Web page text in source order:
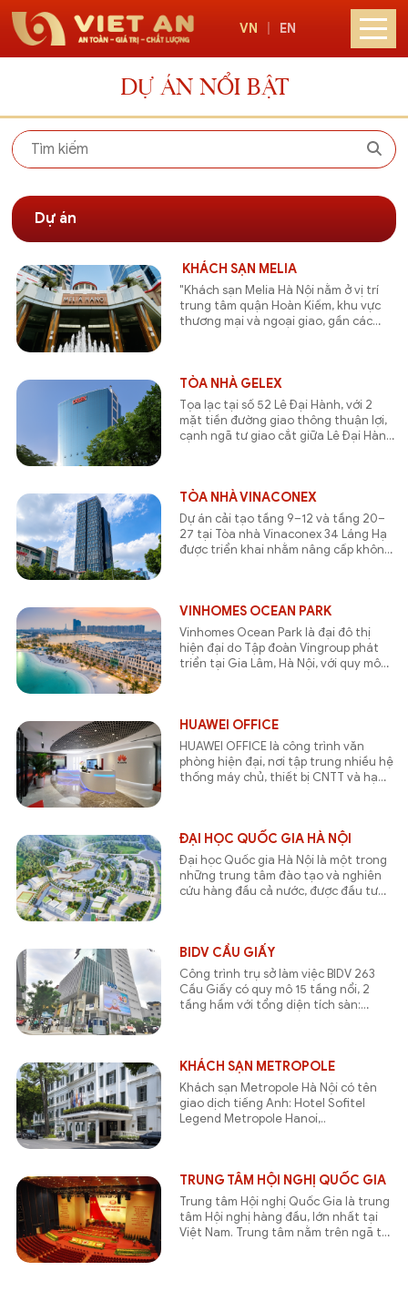
VN EN
DỰ ÁN NỔI BẬT
Dự án
KHÁCH SẠN MELIA
"Khách sạn Melia Hà Nội nằm ở vị trí
trung tâm quận Hoàn Kiếm, khu vực
thương mại và ngoại giao, gần các
TÒA NHÀ GELEX
Tọa lạc tại số 52 Lê Đại Hành, với 2
mặt tiền đường giao thông thuận lợi,
cạnh ngã tư giao cắt giữa Lê Đại Hành
như: Bà Triệu, Bùi Thị Xuân, Trần Khát
Chân, Nguyễn Khoái…
TÒA NHÀ VINACONEX
Dự án cải tạo tầng 9–12 và tầng 20–
27 tại Tòa nhà Vinaconex 34 Láng Hạ
được triển khai nhằm nâng cấp không
VINHOMES OCEAN PARK
Vinhomes Ocean Park là đại đô thị
hiện đại do Tập đoàn Vingroup phát
triển tại Gia Lâm, Hà Nội, với quy mô
Đặc biệt, hệ thống phòng cháy chữa
cháy tại Vinhomes Ocean Park được
đầu tư đồng bộ, đạt tiêu chuẩn quốc
tế.
HUAWEI OFFICE
HUAWEI OFFICE là công trình văn
phòng hiện đại, nơi tập trung nhiều hệ
thống máy chủ, thiết bị CNTT và hạ
ĐẠI HỌC QUỐC GIA HÀ NỘI
Đại học Quốc gia Hà Nội là một trong
những trung tâm đào tạo và nghiên
cứu hàng đầu cả nước, được đầu tư
BIDV CẦU GIẤY
Công trình trụ sở làm việc BIDV 263
Cầu Giấy có quy mô 15 tầng nổi, 2
tầng hầm với tổng diện tích sàn:
hàng.
KHÁCH SẠN METROPOLE
Khách sạn Metropole Hà Nội có tên
giao dịch tiếng Anh: Hotel Sofitel
Legend Metropole Hanoi,..
TRUNG TÂM HỘI NGHỊ QUỐC GIA
Trung tâm Hội nghị Quốc Gia là trung
tâm Hội nghị hàng đầu, lớn nhất tại
Việt Nam. Trung tâm nằm trên ngã tư